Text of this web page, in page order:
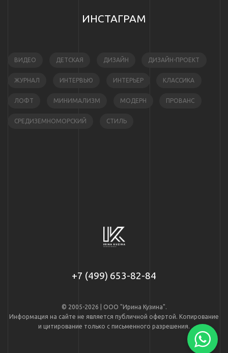
ИНСТАГРАМ
ВИДЕО ДЕТСКАЯ ДИЗАЙН ДИЗАЙН-ПРОЕКТ
ЖУРНАЛ ИНТЕРВЬЮ ИНТЕРЬЕР КЛАССИКА
ЛОФТ МИНИМАЛИЗМ МОДЕРН ПРОВАНС
СРЕДИЗЕМНОМОРСКИЙ СТИЛЬ
+7 (499) 653-82-84
© 2005-2026 | ООО "Ирина Кузина".
Информация на сайте не является публичной офертой. Копирование
и цитирование только с письменного разрешения.